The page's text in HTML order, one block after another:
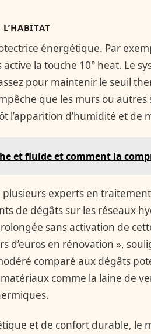
énergétique. Par
la touche 10° heat. Le
pour maintenir le seuil
que les murs ou autres
l’apparition d’humidité et de
et fluide et comment la
experts en traitement
de dégâts sur les réseaux
sans activation de
d’euros en rénovation »,
comparé aux dégâts
comme la laine de
et de confort durable, le